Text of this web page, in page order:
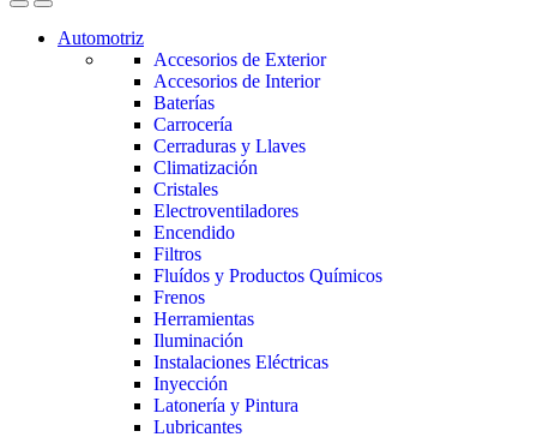
Automotriz
Accesorios de Exterior
Accesorios de Interior
Baterías
Carrocería
Cerraduras y Llaves
Climatización
Cristales
Electroventiladores
Encendido
Filtros
Fluídos y Productos Químicos
Frenos
Herramientas
Iluminación
Instalaciones Eléctricas
Inyección
Latonería y Pintura
Lubricantes